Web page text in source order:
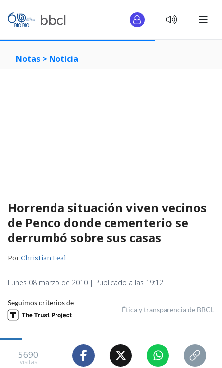
Notas > Noticia
Horrenda situación viven vecinos
de Penco donde cementerio se
derrumbó sobre sus casas
PorChristian Leal
Lunes 08 marzo de 2010 | Publicado a las 19:12
Seguimos criterios de
Ética y transparencia de BBCL
5690
visitas